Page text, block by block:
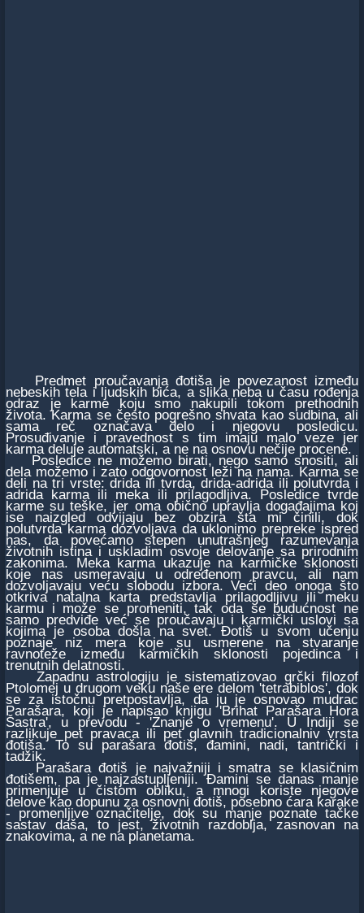
Predmet proučavanja đotiša je povezanost između
nebeskih tela i ljudskih bića, a slika neba u času rođenja
odraz je karme koju smo nakupili tokom prethodnih
života. Karma se često pogrešno shvata kao sudbina, ali
sama reč označava delo i njegovu posledicu.
Prosuđivanje i pravednost s tim imaju malo veze jer
karma deluje automatski, a ne na osnovu nečije procene.
Posledice ne možemo birati, nego samo snositi, ali
dela možemo i zato odgovornost leži na nama. Karma se
deli na tri vrste: drida ili tvrda, drida-adrida ili polutvrda i
adrida karma ili meka ili prilagodljiva. Posledice tvrde
karme su teške, jer oma obično upravlja događajima koj
ise naizgled odvijaju bez obzira šta mi činili, dok
polutvrda karma dozvoljava da uklonimo prepreke ispred
nas, da povećamo stepen unutrašnjeg razumevanja
životnih istina i uskladim osvoje delovanje sa prirodnim
zakonima. Meka karma ukazuje na karmičke sklonosti
koje nas usmeravaju u određenom pravcu, ali nam
dozvoljavaju veću slobodu izbora. Veći deo onoga što
otkriva natalna karta predstavlja prilagodljivu ili meku
karmu i može se promeniti, tak oda se budućnost ne
samo predviđe već se proučavaju i karmički uslovi sa
kojima je osoba došla na svet. Đotiš u svom učenju
poznaje niz mera koje su usmerene na stvaranje
ravnoteže između karmičkih sklonosti pojedinca i
trenutnih delatnosti.
Zapadnu astrologiju je sistematizovao grčki filozof
Ptolomej u drugom veku naše ere delom 'tetrabiblos', dok
se za istočnu pretpostavlja, da ju je osnovao mudrac
Parašara, koji je napisao knjigu 'Brihat Parašara Hora
Šastra', u prevodu - 'Znanje o vremenu'. U Indiji se
razlikuje pet pravaca ili pet glavnih tradicionalniv vrsta
đotiša. To su parašara đotiš, đamini, nadi, tantrički i
tadžik.
Parašara đotiš je najvažniji i smatra se klasičnim
đotišem, pa je najzastupljeniji. Đamini se danas manje
primenjuje u čistom obliku, a mnogi koriste njegove
delove kao dopunu za osnovni đotiš, posebno ćara karake
- promenljive označitelje, dok su manje poznate tačke
sastav daša, to jest, životnih razdoblja, zasnovan na
znakovima, a ne na planetama.